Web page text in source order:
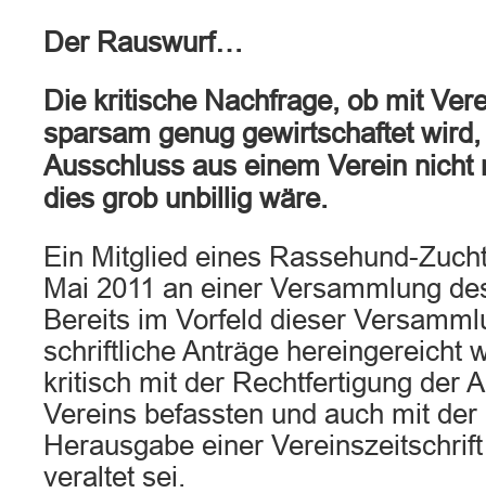
Der Rauswurf…
Die kritische Nachfrage, ob mit
sparsam genug gewirtschaftet
Ausschluss aus einem Verein nicht
dies grob unbillig wäre.
Ein Mitglied eines Rassehund-
Mai 2011 an einer Versammlung
Bereits im Vorfeld dieser
schriftliche Anträge hereingereicht
kritisch mit der Rechtfertigung der
Vereins befassten und auch mit
Herausgabe einer
veraltet sei.